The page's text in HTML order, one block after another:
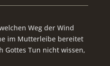
Weg der Wind
im Mutterleibe bereitet
Gottes Tun nicht wissen,